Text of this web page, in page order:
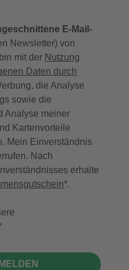
E-Mail-
Newsletter) von
mit der Nutzung
Daten durch
die Analyse
sowie die
Analyse meiner
Kartenvorteile
Mein Einverständnis
Nach
erhalte
*.